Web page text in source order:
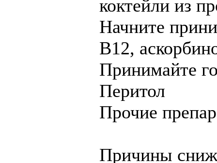
коктейли из
Начните
В12,
Принимайте
Перитол
Прочие
Причины